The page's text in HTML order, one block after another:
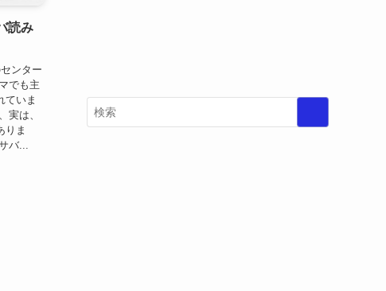
読み
ンター
でも主
ていま
実は、
りま
バ...